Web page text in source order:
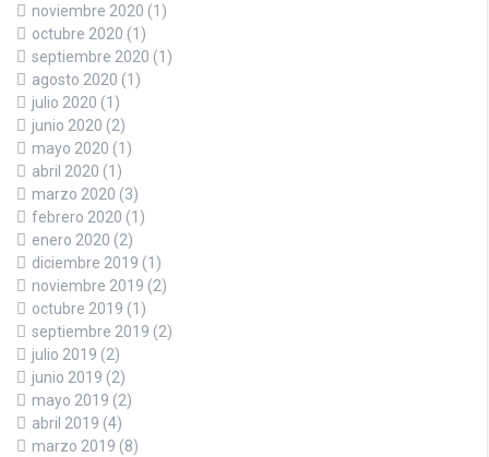
noviembre 2020 (1)
octubre 2020 (1)
septiembre 2020 (1)
agosto 2020 (1)
julio 2020 (1)
junio 2020 (2)
mayo 2020 (1)
abril 2020 (1)
marzo 2020 (3)
febrero 2020 (1)
enero 2020 (2)
diciembre 2019 (1)
noviembre 2019 (2)
octubre 2019 (1)
septiembre 2019 (2)
julio 2019 (2)
junio 2019 (2)
mayo 2019 (2)
abril 2019 (4)
marzo 2019 (8)